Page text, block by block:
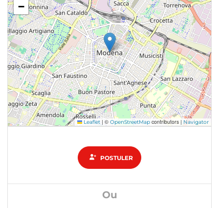
−
Leaflet | © OpenStreetMap contributors |Navigator
POSTULER
Ou